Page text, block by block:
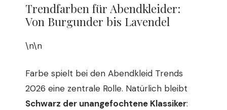
Trendfarben für Abendkleider:
Von Burgunder bis Lavendel
\n\n
Farbe spielt bei den Abendkleid Trends
2026 eine zentrale Rolle. Natürlich bleibt
Schwarz der unangefochtene Klassiker: